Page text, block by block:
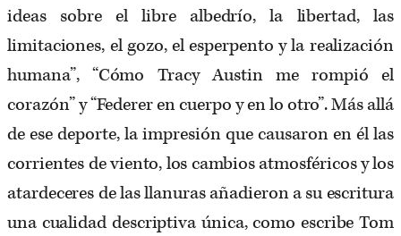
ideas sobre el libre albedrío, la libertad, las
limitaciones, el gozo, el esperpento y la realización
humana”, “Cómo Tracy Austin me rompió el
corazón” y “Federer en cuerpo y en lo otro”. Más allá
de ese deporte, la impresión que causaron en él las
corrientes de viento, los cambios atmosféricos y los
atardeceres de las llanuras añadieron a su escritura
una cualidad descriptiva única, como escribe Tom